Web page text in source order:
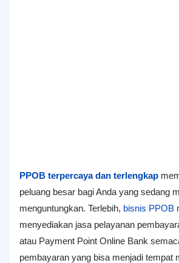
PPOB terpercaya dan terlengkap
peluang besar bagi Anda yang sedang
menguntungkan. Terlebih, bisnis PPOB
menyediakan jasa pelayanan
atau Payment Point Online Bank
pembayaran yang bisa menjadi tempat